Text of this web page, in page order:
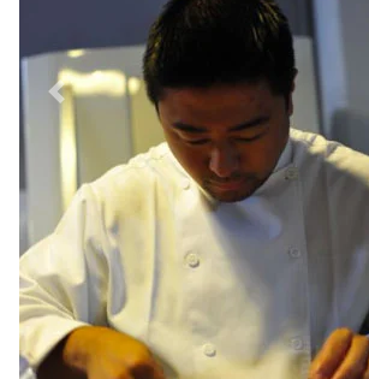
Previous